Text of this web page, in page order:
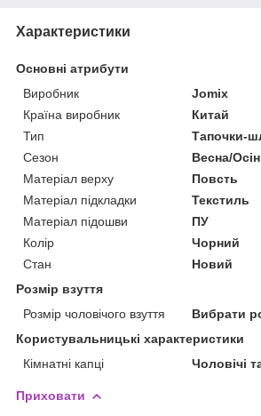
Характеристики
Основні атрибути
Виробник
Jomix
Країна виробник
Китай
Тип
Тапочки-
Сезон
Весна/
Матеріал верху
Повсть
Матеріал підкладки
Текстиль
Матеріал підошви
ПУ
Колір
Чорний
Стан
Новий
Розмір взуття
Розмір чоловічого взуття
Вибрати
Користувальницькі характеристики
Кімнатні капці
Чоловічі
Приховати